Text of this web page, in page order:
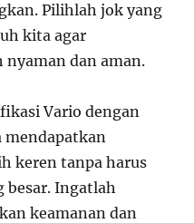
Pilihlah jok yang
kita agar
dan aman.
Vario dengan
mendapatkan
keren tanpa harus
besar. Ingatlah
keamanan dan